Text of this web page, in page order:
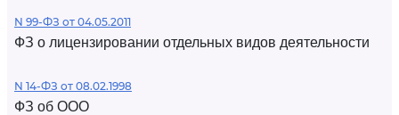
N 99-ФЗ от 04.05.2011
ФЗ о лицензировании отдельных видов деятельности
N 14-ФЗ от 08.02.1998
ФЗ об ООО